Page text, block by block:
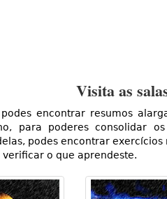
Visita as
encontrar resumos
para poderes consolidar
podes encontrar
verificar o que aprendeste.